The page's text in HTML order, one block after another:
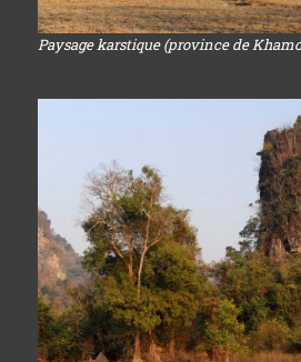
Paysage karstique (province de